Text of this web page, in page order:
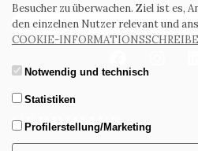
ABONNIEREN SIE DEN
Besucher zu überwachen. Ziel ist es,
den einzelnen Nutzer relevant und
COOKIE-
Notwendig und technisch
Statistiken
Profilerstellung/Marketing